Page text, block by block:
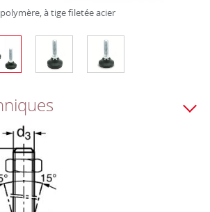
à tige filetée acier